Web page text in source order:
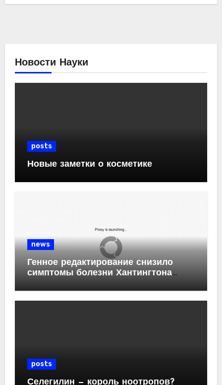
Новости Науки
posts
Новые заметки о косметике
news
Генное редактирование снизило
симптомы болезни Хантингтона
posts
Селегилин — король ноотропов?